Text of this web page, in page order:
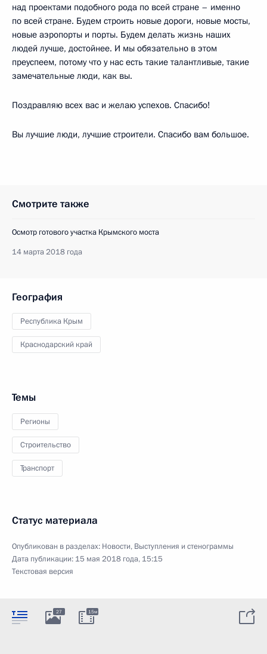
над проектами подобного рода по всей стране – именно
по всей стране. Будем строить новые дороги, новые мосты,
новые аэропорты и порты. Будем делать жизнь наших
людей лучше, достойнее. И мы обязательно в этом
преуспеем, потому что у нас есть такие талантливые, такие
замечательные люди, как вы.
Поздравляю всех вас и желаю успехов. Спасибо!
Вы лучшие люди, лучшие строители. Спасибо вам большое.
Смотрите также
Осмотр готового участка Крымского моста
14 марта 2018 года
География
Республика Крым
Краснодарский край
Темы
Регионы
Строительство
Транспорт
Статус материала
Опубликован в разделах: Новости, Выступления и стенограммы
Дата публикации: 15 мая 2018 года, 15:15
Текстовая версия
27 15м